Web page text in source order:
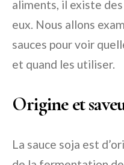
aliments, il existe
eux. Nous allons
sauces pour voir
et quand les utiliser.
Origine et
La sauce soja est